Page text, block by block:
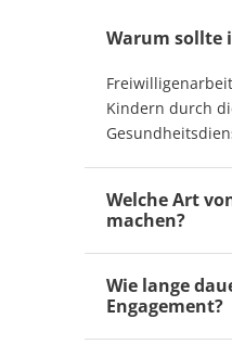
Warum sollte
Kindern durch
Welche Art
machen?
Wie lange
Engagement?